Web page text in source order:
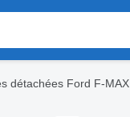
détachées Ford F-MAX